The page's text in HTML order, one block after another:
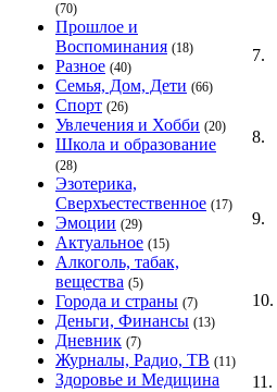
(70)
Прошлое и
Воспоминания (18)
Разное (40)
Семья, Дом, Дети (66)
Спорт (26)
Увлечения и Хобби (20)
Школа и образование
(28)
Эзотерика,
Сверхъестественное (17)
Эмоции (29)
Актуальное (15)
Алкоголь, табак,
вещества (5)
Города и страны (7)
Деньги, Финансы (13)
Дневник (7)
Журналы, Радио, ТВ (11)
Здоровье и Медицина
7.
8.
9.
10.
11.